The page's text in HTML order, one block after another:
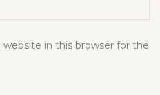
website in this browser for the